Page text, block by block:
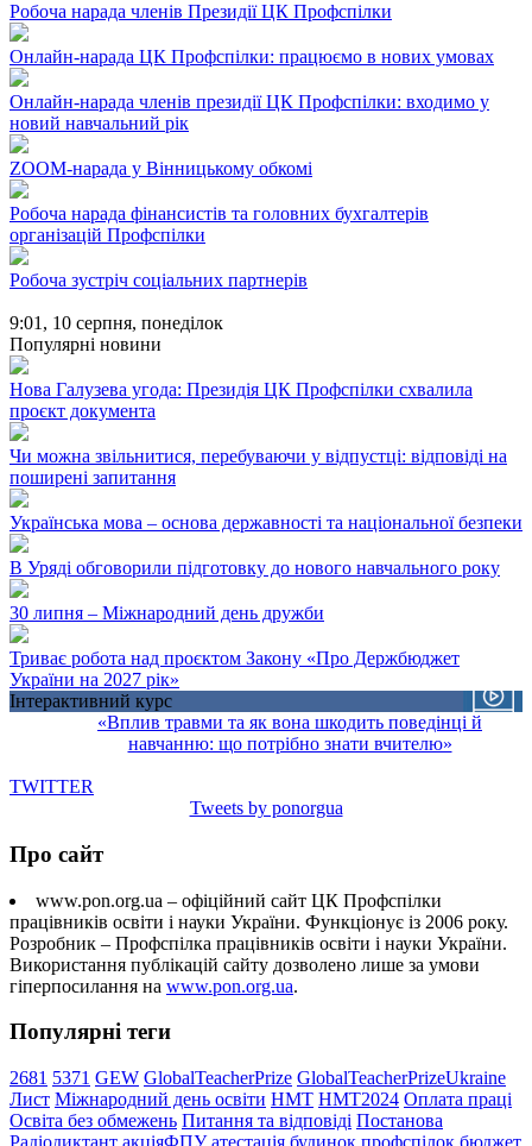
Робоча нарада членів Президії ЦК Профспілки
Онлайн-нарада ЦК Профспілки: працюємо в нових умовах
Онлайн-нарада членів президії ЦК Профспілки: входимо у
новий навчальний рік
ZOOM-нарада у Вінницькому обкомі
Робоча нарада фінансистів та головних бухгалтерів
організацій Профспілки
Робоча зустріч соціальних партнерів
9:01, 10 серпня, понеділок
Популярні новини
Нова Галузева угода: Президія ЦК Профспілки схвалила
проєкт документа
Чи можна звільнитися, перебуваючи у відпустці: відповіді на
поширені запитання
Українська мова – основа державності та національної безпеки
В Уряді обговорили підготовку до нового навчального року
30 липня – Міжнародний день дружби
Триває робота над проєктом Закону «Про Держбюджет
України на 2027 рік»
Інтерактивний курс
«Вплив травми та як вона шкодить поведінці й
навчанню: що потрібно знати вчителю»
TWITTER
Tweets by ponorgua
Про сайт
www.pon.org.ua – офіційний сайт ЦК Профспілки
працівників освіти і науки України. Функціонує із 2006 року.
Розробник – Профспілка працівників освіти і науки України.
Використання публікацій сайту дозволено лише за умови
гіперпосилання на www.pon.org.ua.
Популярні теги
2681 5371 GEW GlobalTeacherPrize GlobalTeacherPrizeUkraine
Лист Міжнародний день освіти НМТ НМТ2024 Оплата праці
Освіта без обмежень Питання та відповіді Постанова